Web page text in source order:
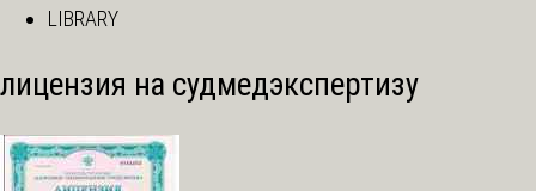
LIBRARY
лицензия на судмедэкспертизу